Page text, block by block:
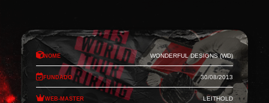
Nome Wonderful Designs (WD)
Fundado 30/08/2013
Web-Master Leithold